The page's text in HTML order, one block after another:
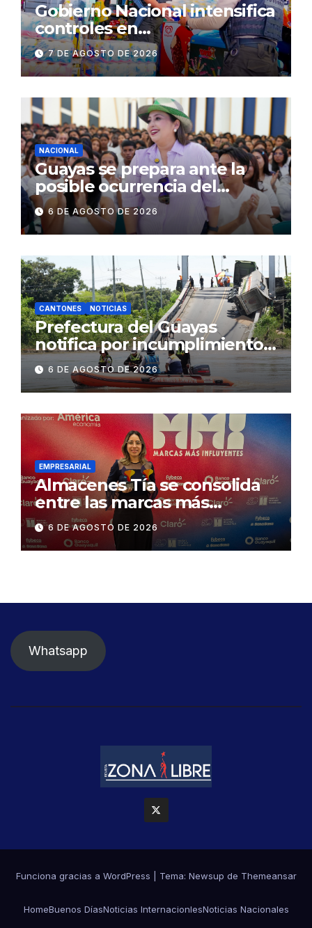
Gobierno Nacional intensifica
controles en
establecimientos y espacios
públicos de Pichincha: 684
operativos en zonas
comerciales y de
concurrencia
7 DE AGOSTO DE 2026
NACIONAL
Guayas se prepara ante la
posible ocurrencia del
fenómeno de El Niño:
Gobierno Nacional capacita a
2.500 jóvenes
6 DE AGOSTO DE 2026
CANTONES NOTICIAS
Prefectura del Guayas
notifica por incumplimiento
contractual a la
Concesionaria CONORTE y
exige celeridad en
desmontaje del puente
Gonzalo Icaza Cornejo, en
Daule
6 DE AGOSTO DE 2026
EMPRESARIAL
Almacenes Tía se consolida
entre las marcas más
influyentes del Ecuador
6 DE AGOSTO DE 2026
Whatsapp
Funciona gracias a WordPress Tema: Newsup de Themeansar
HomeBuenos DíasNoticias InternacionlesNoticias Nacionales